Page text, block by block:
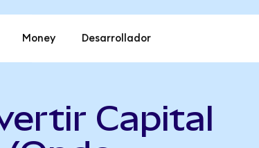
Money Desarrollador
Capital